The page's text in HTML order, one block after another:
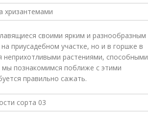
своими ярким и разнообразным
приусадебном участке, но и в горшке в
растениями, способными
познакомимся поближе с этими
правильно сажать.